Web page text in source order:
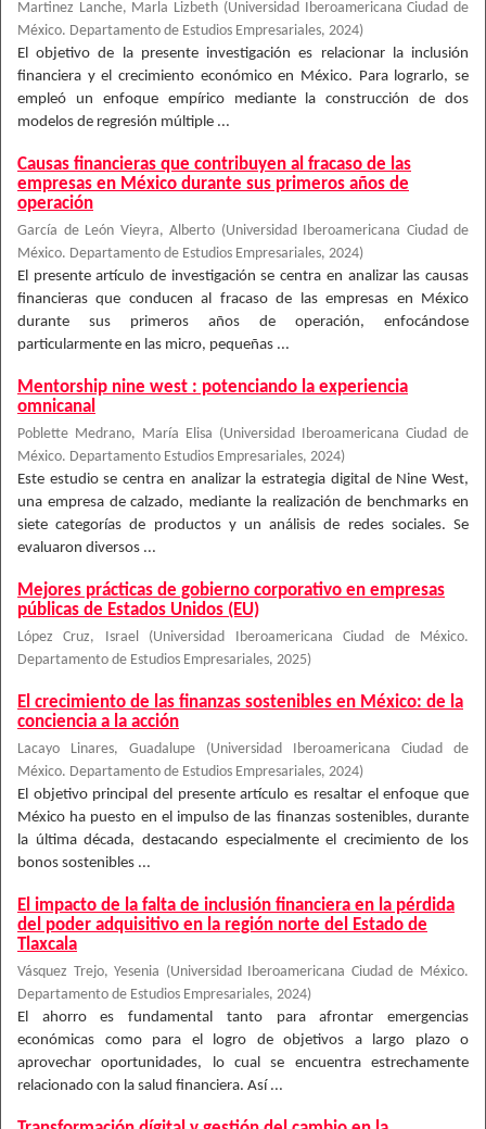
Martinez Lanche, Marla Lizbeth (Universidad Iberoamericana Ciudad de
México. Departamento de Estudios Empresariales, 2024)
El objetivo de la presente investigación es relacionar la inclusión
financiera y el crecimiento económico en México. Para lograrlo, se
empleó un enfoque empírico mediante la construcción de dos
modelos de regresión múltiple ...
Causas financieras que contribuyen al fracaso de las
empresas en México durante sus primeros años de
operación
García de León Vieyra, Alberto (Universidad Iberoamericana Ciudad de
México. Departamento de Estudios Empresariales, 2024)
El presente artículo de investigación se centra en analizar las causas
financieras que conducen al fracaso de las empresas en México
durante sus primeros años de operación, enfocándose
particularmente en las micro, pequeñas ...
Mentorship nine west : potenciando la experiencia
omnicanal
Poblette Medrano, María Elisa (Universidad Iberoamericana Ciudad de
México. Departamento Estudios Empresariales, 2024)
Este estudio se centra en analizar la estrategia digital de Nine West,
una empresa de calzado, mediante la realización de benchmarks en
siete categorías de productos y un análisis de redes sociales. Se
evaluaron diversos ...
Mejores prácticas de gobierno corporativo en empresas
públicas de Estados Unidos (EU)
López Cruz, Israel (Universidad Iberoamericana Ciudad de México.
Departamento de Estudios Empresariales, 2025)
El crecimiento de las finanzas sostenibles en México: de la
conciencia a la acción
Lacayo Linares, Guadalupe (Universidad Iberoamericana Ciudad de
México. Departamento de Estudios Empresariales, 2024)
El objetivo principal del presente artículo es resaltar el enfoque que
México ha puesto en el impulso de las finanzas sostenibles, durante
la última década, destacando especialmente el crecimiento de los
bonos sostenibles ...
El impacto de la falta de inclusión financiera en la pérdida
del poder adquisitivo en la región norte del Estado de
Tlaxcala
Vásquez Trejo, Yesenia (Universidad Iberoamericana Ciudad de México.
Departamento de Estudios Empresariales, 2024)
El ahorro es fundamental tanto para afrontar emergencias
económicas como para el logro de objetivos a largo plazo o
aprovechar oportunidades, lo cual se encuentra estrechamente
relacionado con la salud financiera. Así ...